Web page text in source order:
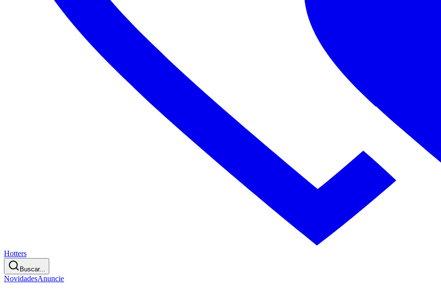
Hotters
Buscar...
NovidadesAnuncie